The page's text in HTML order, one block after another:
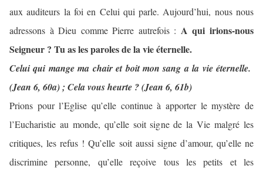
aux auditeurs la foi en Celui qui parle. Aujourd’hui, nous nous
adressons à Dieu comme Pierre autrefois : A qui irions-nous
Seigneur ? Tu as les paroles de la vie éternelle.
Celui qui mange ma chair et boit mon sang a la vie éternelle.
(Jean 6, 60a) ; Cela vous heurte ? (Jean 6, 61b)
Prions pour l’Eglise qu’elle continue à apporter le mystère de
l’Eucharistie au monde, qu’elle soit signe de la Vie malgré les
critiques, les refus ! Qu’elle soit aussi signe d’amour, qu’elle ne
discrimine personne, qu’elle reçoive tous les petits et les